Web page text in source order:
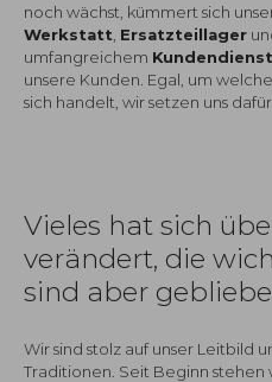
noch wächst, kümmert sich
Werkstatt Ersatzteillager
umfangreichem Kundendienst
unsere Kunden. Egal, um
sich handelt, wir setzen uns
Vieles hat sich
verändert, die
sind aber
Wir sind stolz auf unser Leitbild
Traditionen. Seit Beginn stehen